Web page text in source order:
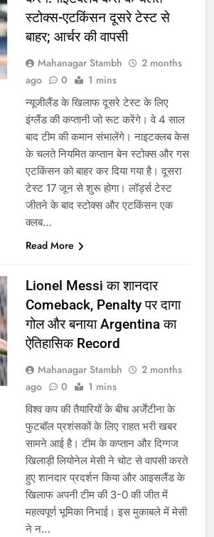
स्टोक्स-एटकिंसन दूसरे टेस्ट से
बाहर; आर्चर की वापसी
Mahanagar Stambh
2 months
ago
0 1 mins
न्यूजीलैंड के खिलाफ दूसरे टेस्ट के लिए
इंग्लैंड की कप्तानी जो रूट करेंगे। वे 4 साल
बाद टीम की कमान संभालेंगे। नाइटक्लब केस
के चलते नियमित कप्तान बेन स्टोक्स और गस
एटकिंसन को बाहर कर दिया गया है। दूसरा
टेस्ट 17 जून से शुरू होगा। लॉर्ड्स टेस्ट
जीतने के बाद स्टोक्स और एटकिंसन एक
क्लब…
Read More
Lionel Messi का शानदार
Comeback, Penalty पर दागा
गोल और बनाया Argentina का
ऐतिहासिक Record
Mahanagar Stambh
2 months
ago
0 1 mins
विश्व कप की तैयारियों के बीच अर्जेंटीना के
फुटबॉल प्रशंसकों के लिए राहत भरी खबर
सामने आई है। टीम के कप्तान और दिग्गज
खिलाड़ी लियोनेल मेसी ने चोट से वापसी करते
हुए शानदार प्रदर्शन किया और आइसलैंड के
खिलाफ अपनी टीम की 3-0 की जीत में
महत्वपूर्ण भूमिका निभाई। इस मुकाबले में मेसी
ने न…